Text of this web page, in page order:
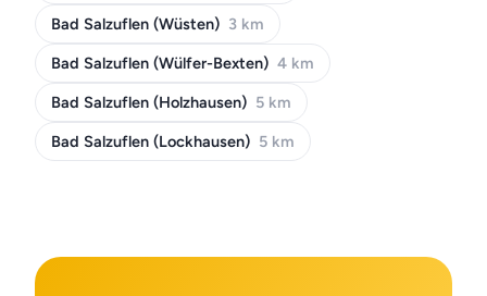
Bad Salzuflen (Wüsten) 3 km
Bad Salzuflen (Wülfer-Bexten) 4 km
Bad Salzuflen (Holzhausen) 5 km
Bad Salzuflen (Lockhausen) 5 km